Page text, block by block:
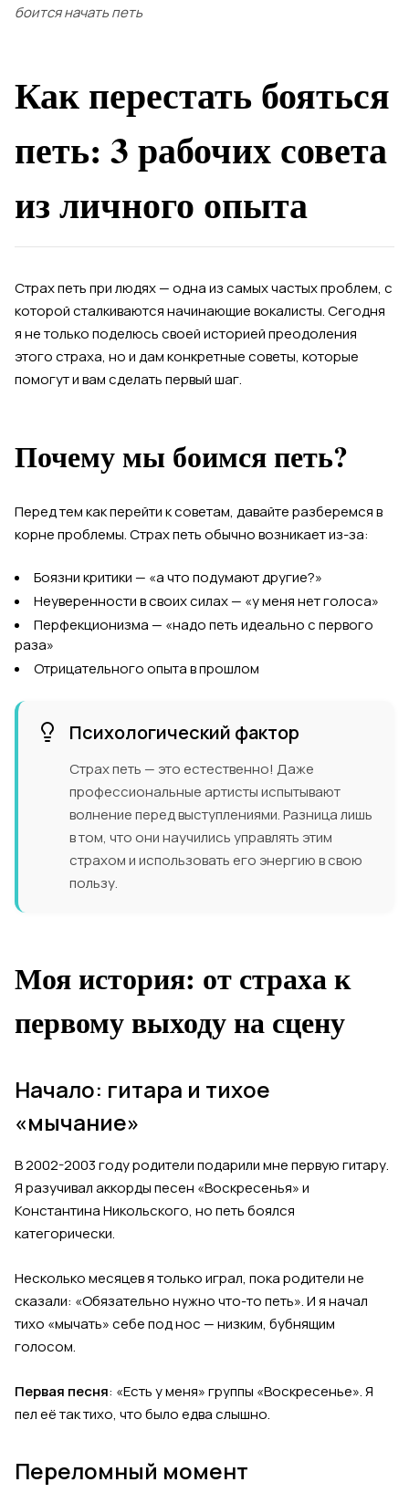
боится начать петь
Как перестать бояться
петь: 3 рабочих совета
из личного опыта
Страх петь при людях — одна из самых частых проблем, с
которой сталкиваются начинающие вокалисты. Сегодня
я не только поделюсь своей историей преодоления
этого страха, но и дам конкретные советы, которые
помогут и вам сделать первый шаг.
Почему мы боимся петь?
Перед тем как перейти к советам, давайте разберемся в
корне проблемы. Страх петь обычно возникает из-за:
Боязни критики — «а что подумают другие?»
Неуверенности в своих силах — «у меня нет голоса»
Перфекционизма — «надо петь идеально с первого
раза»
Отрицательного опыта в прошлом
Психологический фактор
Страх петь — это естественно! Даже
профессиональные артисты испытывают
волнение перед выступлениями. Разница лишь
в том, что они научились управлять этим
страхом и использовать его энергию в свою
пользу.
Моя история: от страха к
первому выходу на сцену
Начало: гитара и тихое
«мычание»
В 2002-2003 году родители подарили мне первую гитару.
Я разучивал аккорды песен «Воскресенья» и
Константина Никольского, но петь боялся
категорически.
Несколько месяцев я только играл, пока родители не
сказали: «Обязательно нужно что-то петь». И я начал
тихо «мычать» себе под нос — низким, бубнящим
голосом.
Первая песня: «Есть у меня» группы «Воскресенье». Я
пел её так тихо, что было едва слышно.
Переломный момент